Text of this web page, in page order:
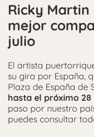
Ricky
mejor
julio
El artista
su gira por España,
Plaza de España de
hasta el próximo
paso por nuestro
puedes consultar